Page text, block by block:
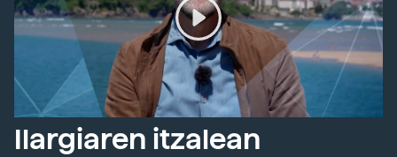
Ilargiaren itzalean